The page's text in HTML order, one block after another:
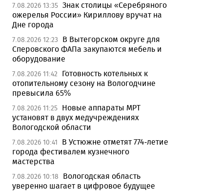
7.08.2026 13:35 Знак столицы «Серебряного
ожерелья России» Кириллову вручат на
Дне города
7.08.2026 12:23
В Вытегорском округе для
Сперовского ФАПа закупаются мебель и
оборудование
7.08.2026 11:42
Готовность котельных к
отопительному сезону на Вологодчине
превысила 65%
7.08.2026 11:25 Новые аппараты МРТ
установят в двух медучреждениях
Вологодской области
7.08.2026 10:41
В Устюжне отметят 774-летие
города фестивалем кузнечного
мастерства
7.08.2026 10:18
Вологодская область
уверенно шагает в цифровое будущее